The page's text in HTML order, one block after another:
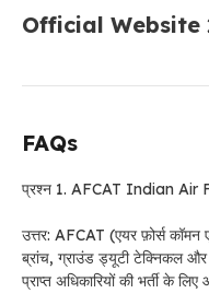
Official Website
FAQs
प्रश्न 1. AFCAT Indian Air
उत्तर: AFCAT (एयर फ़ोर्स कॉमन
ब्रांच, ग्राउंड ड्यूटी टेक्निकल
प्राप्त अधिकारियों की भर्ती के